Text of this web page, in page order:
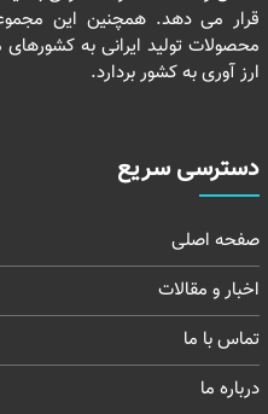
قرار می دهد. همچنین این
محصولات تولید ایرانی به
ارز آوری به کشور بردارد.
دسترسی سریع
صفحه اصلی
اخبار و مقالات
تماس با ما
درباره ما